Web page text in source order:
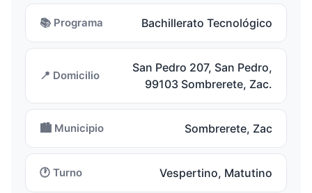
📚 Programa Bachillerato Tecnológico
📍 Domicilio
San Pedro 207, San Pedro,
99103 Sombrerete, Zac.
🏙️ Municipio Sombrerete, Zac
🕐 Turno Vespertino, Matutino